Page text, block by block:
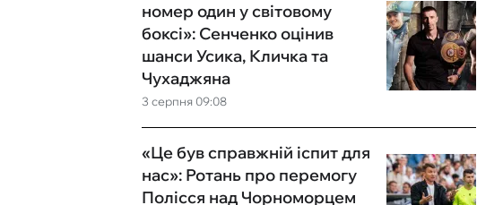
3 серпня 09:08
номер один у світовому
боксі»: Сенченко оцінив
шанси Усика, Кличка та
Чухаджяна
«Це був справжній іспит для
нас»: Ротань про перемогу
Полісся над Чорноморцем